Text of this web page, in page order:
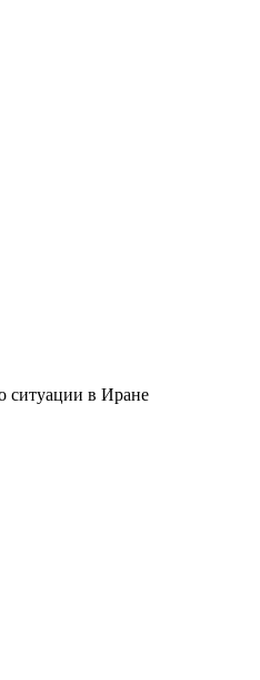
ситуации в Иране